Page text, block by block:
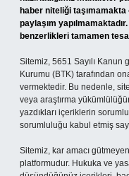
haber niteliği
paylaşım
benzerlikleri tamamen
Sitemiz, 5651 Sayılı
Kurumu (BTK) tarafından
vermektedir. Bu nedenle,
veya araştırma
yazdıkları içeriklerin
sorumluluğu kabul etmiş
Sitemiz, kar amacı
platformudur. Hukuka ve